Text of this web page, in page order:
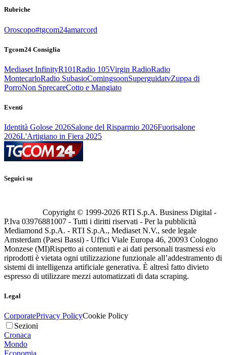
Rubriche
Oroscopo#tgcom24amarcord
Tgcom24 Consiglia
Mediaset InfinityR101Radio 105Virgin RadioRadio
MontecarloRadio SubasioComingsoonSuperguidatvZuppa di
PorroNon SprecareCotto e Mangiato
Eventi
Identità Golose 2026Salone del Risparmio 2026Fuorisalone
2026L'Artigiano in Fiera 2025
Seguici su
Copyright © 1999-2026 RTI S.p.A. Business Digital -
P.Iva 03976881007 - Tutti i diritti riservati - Per la pubblicità
Mediamond S.p.A. - RTI S.p.A., Mediaset N.V., sede legale
Amsterdam (Paesi Bassi) - Uffici Viale Europa 46, 20093 Cologno
Monzese (MI)Rispetto ai contenuti e ai dati personali trasmessi e/o
riprodotti è vietata ogni utilizzazione funzionale all’addestramento di
sistemi di intelligenza artificiale generativa. È altresì fatto divieto
espresso di utilizzare mezzi automatizzati di data scraping.
Legal
CorporatePrivacy PolicyCookie Policy
Sezioni
Cronaca
Mondo
Economia